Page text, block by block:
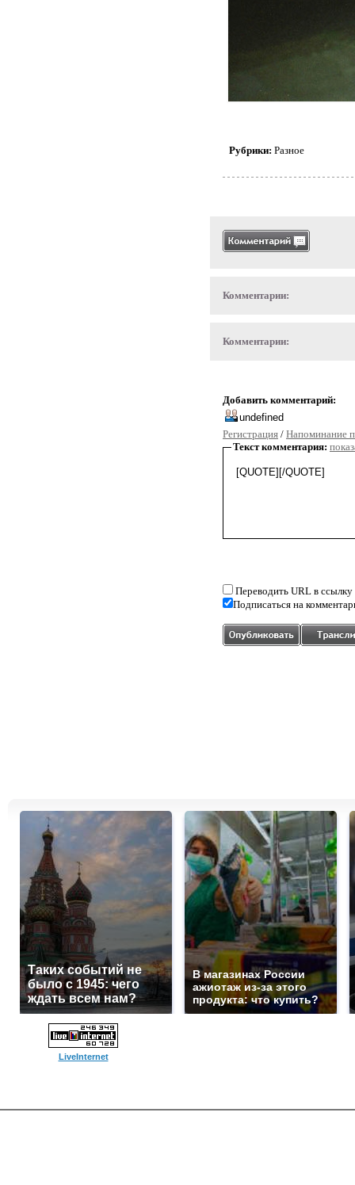
Рубрики: Разное
Комментарии:
Комментарии:
Добавить комментарий:
Регистрация / Напоминание
Текст комментария:
Переводить URL в ссылку
Подписаться на
Таких событий не
было с 1945: чего
ждать всем нам?
В магазинах России
ажиотаж из-за этого
продукта: что купить?
LiveInternet